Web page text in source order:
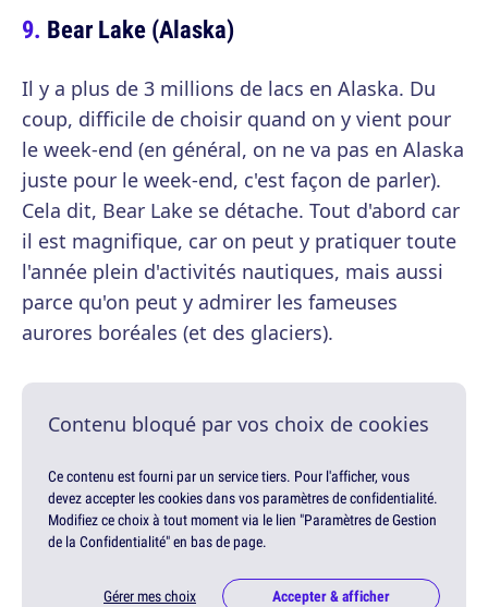
Bear Lake (Alaska)
Il y a plus de 3 millions de lacs en Alaska. Du
coup, difficile de choisir quand on y vient pour
le week-end (en général, on ne va pas en Alaska
juste pour le week-end, c'est façon de parler).
Cela dit, Bear Lake se détache. Tout d'abord car
il est magnifique, car on peut y pratiquer toute
l'année plein d'activités nautiques, mais aussi
parce qu'on peut y admirer les fameuses
aurores boréales (et des glaciers).
Contenu bloqué par vos choix de cookies
Ce contenu est fourni par un service tiers. Pour l'afficher, vous
devez accepter les cookies dans vos paramètres de confidentialité.
Modifiez ce choix à tout moment via le lien "Paramètres de Gestion
de la Confidentialité" en bas de page.
Gérer mes choix Accepter & afficher